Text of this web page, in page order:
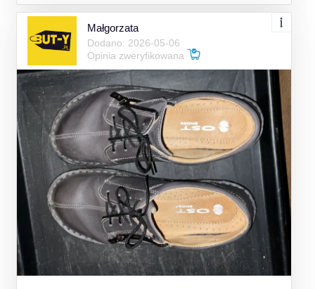
Małgorzata
Dodano: 2026-05-06
Opinia zweryfikowana